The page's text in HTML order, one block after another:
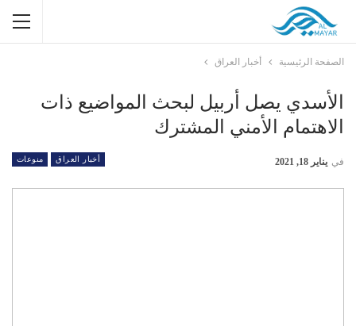
الصفحة الرئيسية أخبار العراق
الأسدي يصل أربيل لبحث المواضيع ذات
الاهتمام الأمني المشترك
أخبار العراق منوعات في يناير 18, 2021